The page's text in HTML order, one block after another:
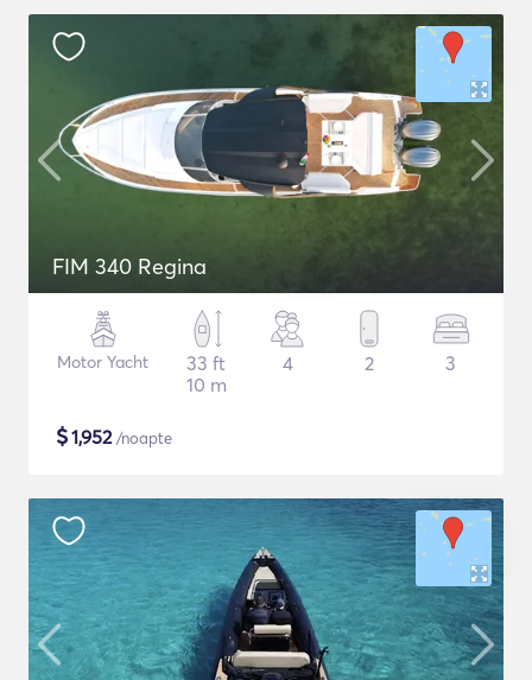
FIM 340 Regina
Motor Yacht
33 ft
10 m
4 2 3
$1,952/noapte